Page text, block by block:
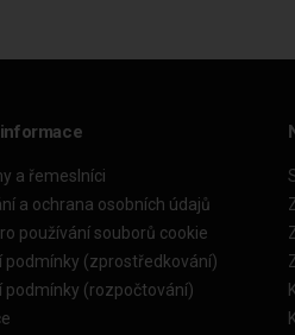
a řemeslníci
a ochrana osobních údajů
používání souborů cookie
podmínky (zprostředkování)
podmínky (rozpočtování)